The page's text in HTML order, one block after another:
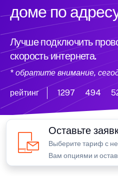
доме по
Лучше подключить
скорость интернета.
* обратите внимание,
рейтинг 1297 494
Оставьте
Выберите тариф с
Вам опциями и